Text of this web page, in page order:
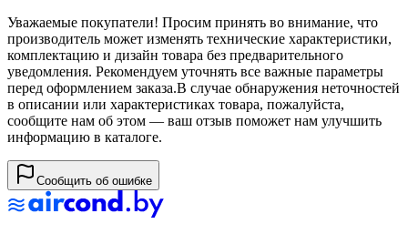
Уважаемые покупатели! Просим принять во внимание, что
производитель может изменять технические характеристики,
комплектацию и дизайн товара без предварительного
уведомления. Рекомендуем уточнять все важные параметры
перед оформлением заказа.В случае обнаружения неточностей
в описании или характеристиках товара, пожалуйста,
сообщите нам об этом — ваш отзыв поможет нам улучшить
информацию в каталоге.
Сообщить об ошибке